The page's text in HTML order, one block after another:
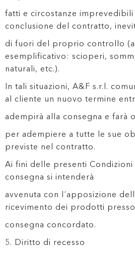
fatti e circostanze
conclusione del contratto,
di fuori del proprio controllo
esemplificativo: scioperi,
naturali, etc.).
In tali situazioni, A&F s.r.l.
al cliente un nuovo termine
adempirà alla consegna e farà
per adempiere a tutte le sue
previste nel contratto.
Ai fini delle presenti Condizioni
consegna si intenderà
avvenuta con l´apposizione
ricevimento dei prodotti
consegna concordato.
5. Diritto di recesso